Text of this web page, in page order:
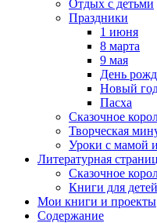
Отдых с детьми
Праздники
1 июня
8 марта
9 мая
День
Новый
Пасха
Сказочное
Творческая
Уроки с мамой
Литературная
Сказочное
Книги для
Мои книги и проекты
Содержание